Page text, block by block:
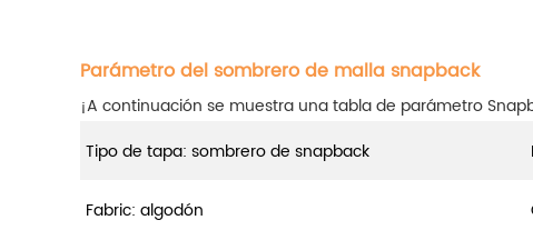
Parámetro del sombrero de malla snapback
¡A continuación se muestra una tabla de parámetro
Tipo de tapa: sombrero de snapback
Fabric: algodón